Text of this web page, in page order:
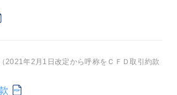
（2021年2月1日改定から呼称をＣＦＤ取引約款